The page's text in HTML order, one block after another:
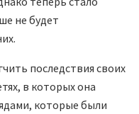
не будет
последствия своих
в которых она
которые были